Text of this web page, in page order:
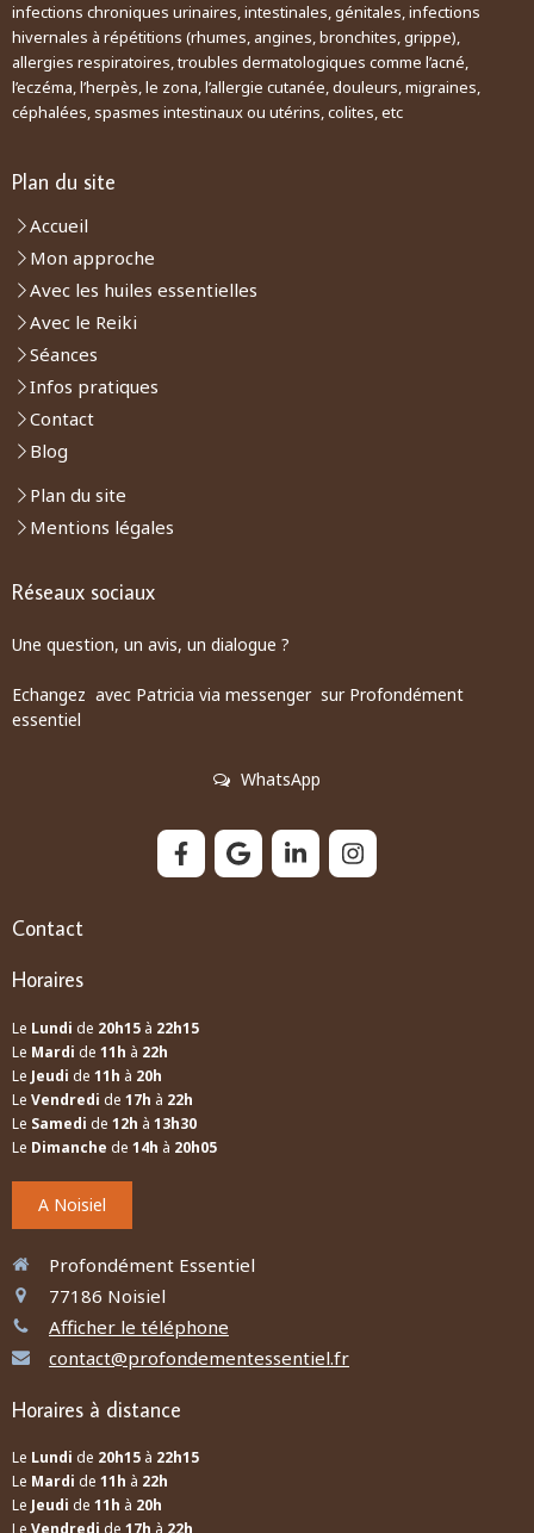
infections chroniques urinaires, intestinales, génitales, infections
hivernales à répétitions (rhumes, angines, bronchites, grippe),
allergies respiratoires, troubles dermatologiques comme l’acné,
l’eczéma, l’herpès, le zona, l’allergie cutanée, douleurs, migraines,
céphalées, spasmes intestinaux ou utérins, colites, etc
Plan du site
Accueil
Mon approche
Avec les huiles essentielles
Avec le Reiki
Séances
Infos pratiques
Contact
Blog
Plan du site
Mentions légales
Réseaux sociaux
Une question, un avis, un dialogue ?
Echangez avec Patricia via messenger sur Profondément
essentiel
WhatsApp
Contact
Horaires
Le Lundi de 20h15 à 22h15
Le Mardi de 11h à 22h
Le Jeudi de 11h à 20h
Le Vendredi de 17h à 22h
Le Samedi de 12h à 13h30
Le Dimanche de 14h à 20h05
A Noisiel
Profondément Essentiel
77186 Noisiel
Afficher le téléphone
contact@profondementessentiel.fr
Horaires à distance
Le Lundi de 20h15 à 22h15
Le Mardi de 11h à 22h
Le Jeudi de 11h à 20h
Le Vendredi de 17h à 22h